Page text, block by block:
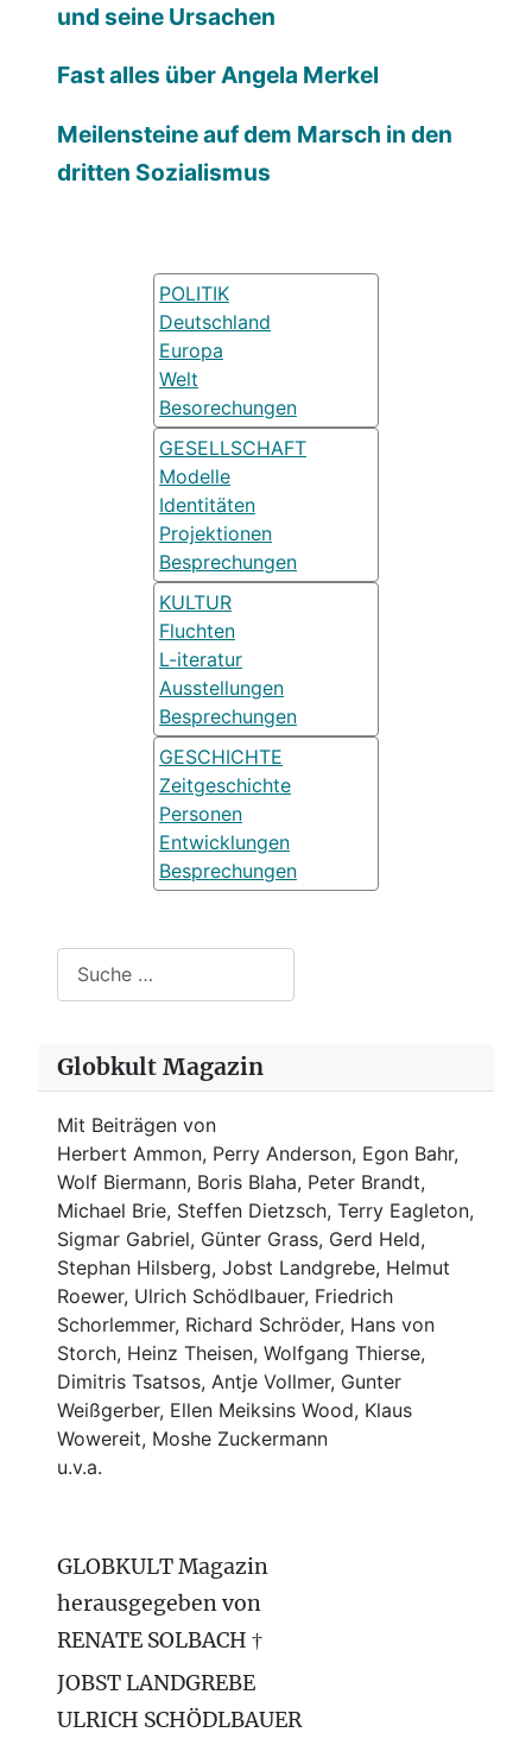
und seine Ursachen
Fast alles über Angela Merkel
Meilensteine auf dem Marsch in den
dritten Sozialismus
POLITIK
Deutschland
Europa
Welt
Besorechungen
GESELLSCHAFT
Modelle
Identitäten
Projektionen
Besprechungen
KULTUR
Fluchten
L-iteratur
Ausstellungen
Besprechungen
GESCHICHTE
Zeitgeschichte
Personen
Entwicklungen
Besprechungen
Globkult Magazin
Mit Beiträgen von
Herbert Ammon, Perry Anderson, Egon Bahr,
Wolf Biermann, Boris Blaha, Peter Brandt,
Michael Brie, Steffen Dietzsch, Terry Eagleton,
Sigmar Gabriel, Günter Grass, Gerd Held,
Stephan Hilsberg, Jobst Landgrebe, Helmut
Roewer, Ulrich Schödlbauer, Friedrich
Schorlemmer, Richard Schröder, Hans von
Storch, Heinz Theisen, Wolfgang Thierse,
Dimitris Tsatsos, Antje Vollmer, Gunter
Weißgerber, Ellen Meiksins Wood, Klaus
Wowereit, Moshe Zuckermann
u.v.a.
GLOBKULT Magazin
herausgegeben von
RENATE SOLBACH †
JOBST LANDGREBE
ULRICH SCHÖDLBAUER